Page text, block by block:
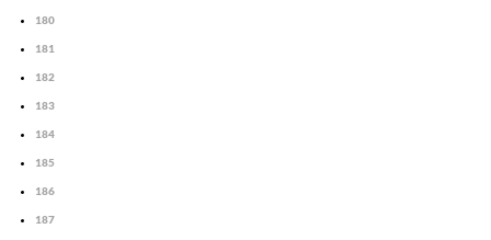
180
181
182
183
184
185
186
187